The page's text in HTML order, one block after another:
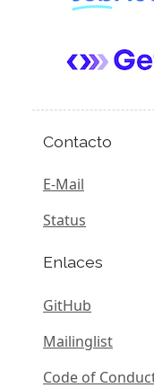
Contacto
E-Mail
Status
Enlaces
GitHub
Mailinglist
Code of